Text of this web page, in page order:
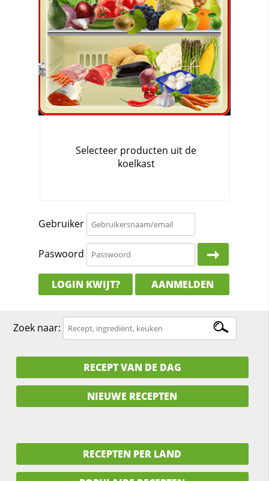
Gebruiker
Paswoord
LOGIN KWIJT? AANMELDEN
Zoek naar:
RECEPT VAN DE DAG
NIEUWE RECEPTEN
RECEPTEN PER LAND